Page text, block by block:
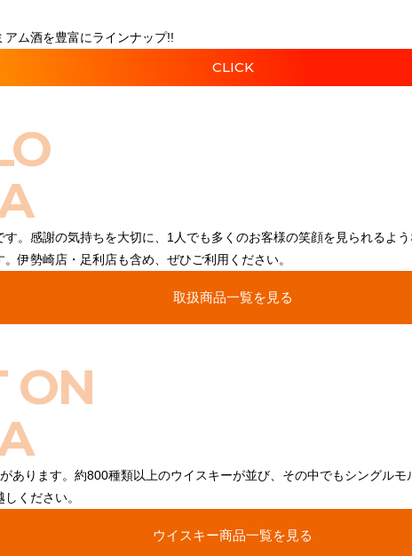
ム酒を豊富にラインナップ!!
CLICK
。感謝の気持ちを大切に、1人でも多くのお客様の笑顔を見られるよ
伊勢崎店・足利店も含め、ぜひご利用ください。
取扱商品一覧を見る
ON
あります。約800種類以上のウイスキーが並び、その中でもシングル
ください。
ウイスキー商品一覧を見る